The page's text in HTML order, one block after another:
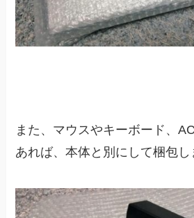
また、マウスやキーボード、
あれば、本体と別にして梱包し